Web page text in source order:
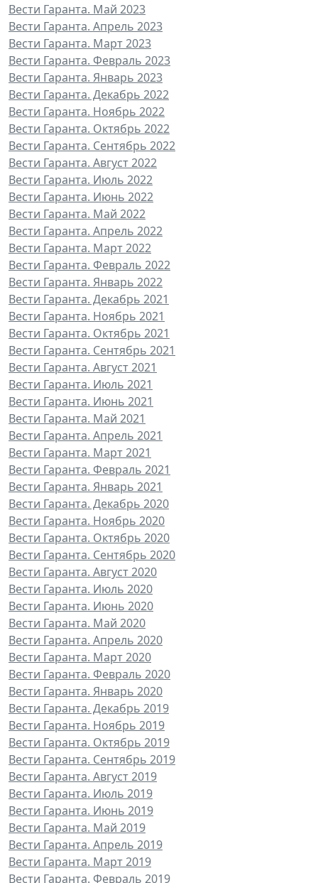
Вести Гаранта. Май 2023
Вести Гаранта. Апрель 2023
Вести Гаранта. Март 2023
Вести Гаранта. Февраль 2023
Вести Гаранта. Январь 2023
Вести Гаранта. Декабрь 2022
Вести Гаранта. Ноябрь 2022
Вести Гаранта. Октябрь 2022
Вести Гаранта. Сентябрь 2022
Вести Гаранта. Август 2022
Вести Гаранта. Июль 2022
Вести Гаранта. Июнь 2022
Вести Гаранта. Май 2022
Вести Гаранта. Апрель 2022
Вести Гаранта. Март 2022
Вести Гаранта. Февраль 2022
Вести Гаранта. Январь 2022
Вести Гаранта. Декабрь 2021
Вести Гаранта. Ноябрь 2021
Вести Гаранта. Октябрь 2021
Вести Гаранта. Сентябрь 2021
Вести Гаранта. Август 2021
Вести Гаранта. Июль 2021
Вести Гаранта. Июнь 2021
Вести Гаранта. Май 2021
Вести Гаранта. Апрель 2021
Вести Гаранта. Март 2021
Вести Гаранта. Февраль 2021
Вести Гаранта. Январь 2021
Вести Гаранта. Декабрь 2020
Вести Гаранта. Ноябрь 2020
Вести Гаранта. Октябрь 2020
Вести Гаранта. Сентябрь 2020
Вести Гаранта. Август 2020
Вести Гаранта. Июль 2020
Вести Гаранта. Июнь 2020
Вести Гаранта. Май 2020
Вести Гаранта. Апрель 2020
Вести Гаранта. Март 2020
Вести Гаранта. Февраль 2020
Вести Гаранта. Январь 2020
Вести Гаранта. Декабрь 2019
Вести Гаранта. Ноябрь 2019
Вести Гаранта. Октябрь 2019
Вести Гаранта. Сентябрь 2019
Вести Гаранта. Август 2019
Вести Гаранта. Июль 2019
Вести Гаранта. Июнь 2019
Вести Гаранта. Май 2019
Вести Гаранта. Апрель 2019
Вести Гаранта. Март 2019
Вести Гаранта. Февраль 2019